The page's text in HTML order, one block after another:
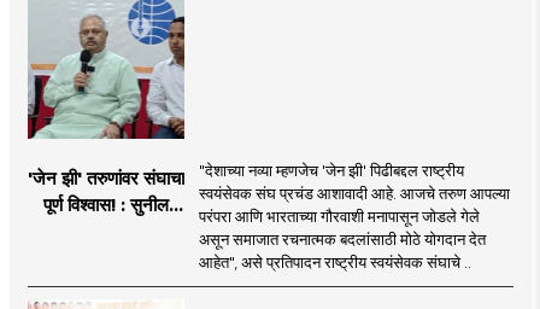
'जेन झी' तरुणांवर संघाचा
पूर्ण विश्वास! : सुनील
"देशाच्या नव्या म्हणजेच 'जेन झी' पिढीबद्दल राष्ट्रीय
स्वयंसेवक संघ प्रचंड आशावादी आहे. आजचे तरुण आपल्या
परंपरा आणि भारताच्या गौरवाशी मनापासून जोडले गेले
असून समाजात रचनात्मक बदलांसाठी मोठे योगदान देत
आहेत", असे प्रतिपादन राष्ट्रीय स्वयंसेवक संघाचे ..